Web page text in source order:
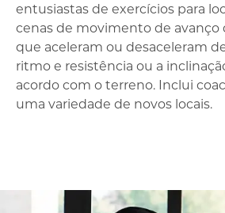
entusiastas de exercícios para
cenas de movimento de avanço
que aceleram ou desaceleram
ritmo e resistência ou a
acordo com o terreno. Inclui
uma variedade de novos locais.